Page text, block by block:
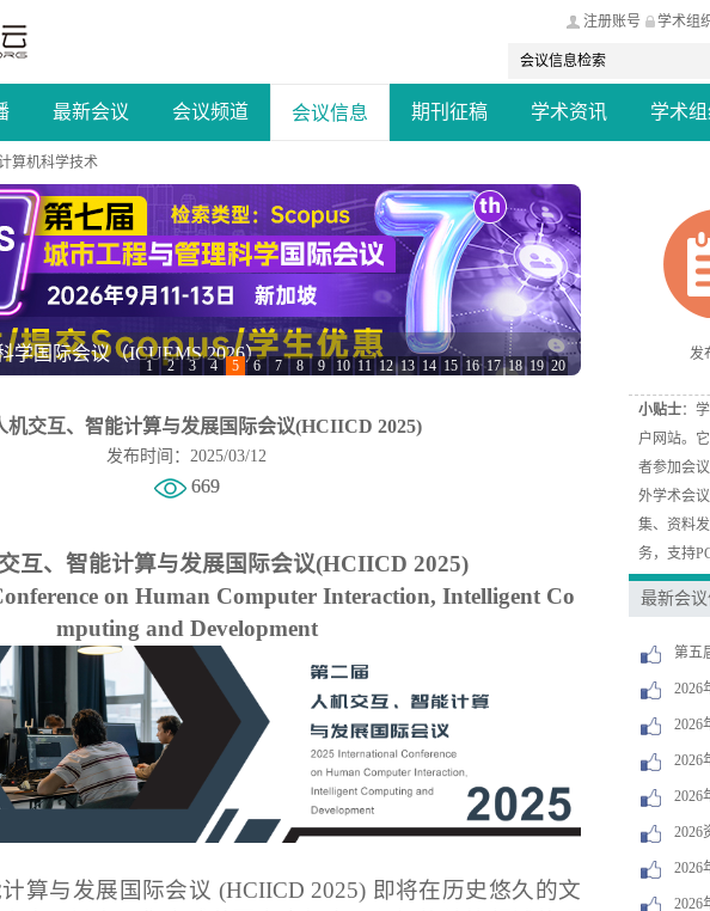
注册账号 学术组
最新会议 会议频道 会议信息 期刊征稿 学术资讯 学术
算机科学技术
计算机技术学术会议（EECCT 2026）
1 2 3 4 5 6 7 8 9 10 11 12 13 14 15 16 17 18 19 20
机交互、智能计算与发展国际会议(HCIICD 2025)
发布时间：2025/03/12
669
互、智能计算与发展国际会议(HCIICD 2025)
on Human Computer Interaction, Intelligent Co
mputing and Development
算与发展国际会议 (HCIICD 2025) 即将在历史悠久的文
发
小贴士：
户网站。
者参加会
外学术会
集、资料
务，支持
最新会
第五
2026
2026
2026
2026
2026
2026
2026